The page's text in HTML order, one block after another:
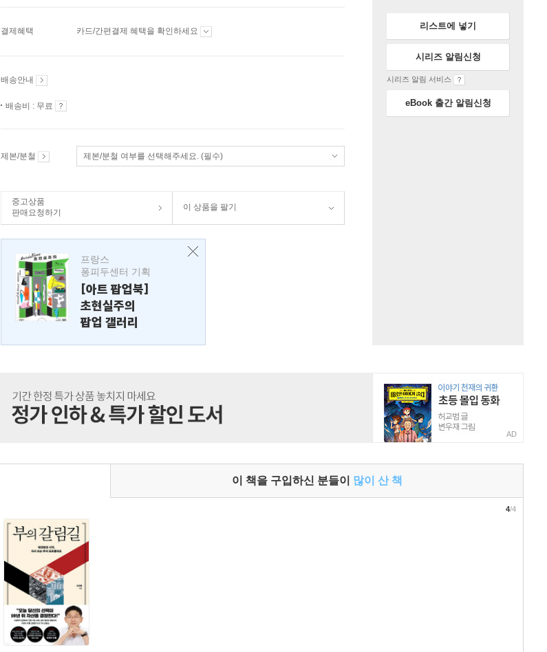
결제혜택 카드/간편결제 혜택을 확인하세요
배송안내
배송비 : 무료
제본/분철 제본/분철 여부를 선택해주세요. (필수)
중고상품
판매요청하기
이 상품을 팔기
프랑스
퐁피두센터 기획
[아트 팝업북]
초현실주의
팝업 갤러리
리스트에 넣기
시리즈 알림신청
시리즈 알림 서비스
eBook 출간 알림신청
AD
이 책을 구입하신 분들이 많이 산 책
4/4